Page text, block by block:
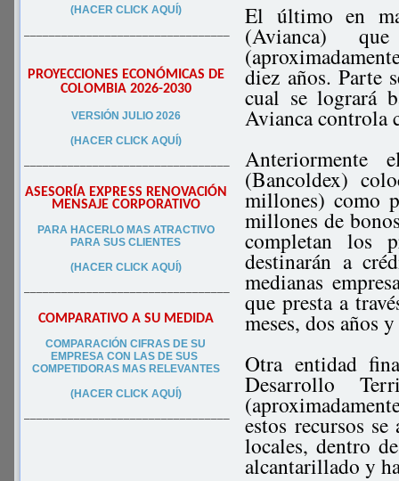
(HACER CLICK AQUÍ)
–––––––––––––––––––––––––––––––––
PROYECCIONES ECONÓMICAS DE
COLOMBIA 2026-2030
VERSIÓN JULIO 2026
(HACER CLICK AQUÍ)
–––––––––––––––––––––––––––––––––
ASESORÍA EXPRESS RENOVACIÓN
MENSAJE CORPORATIVO
PARA HACERLO MAS ATRACTIVO
PARA SUS CLIENTES
(HACER CLICK AQUÍ)
–––––––––––––––––––––––––––––––––
COMPARATIVO A SU MEDIDA
COMPARACIÓN CIFRAS DE SU
EMPRESA CON LAS DE SUS
COMPETIDORAS MAS RELEVANTES
(HACER CLICK AQUÍ)
–––––––––––––––––––––––––––––––––
El último en
(Avianca)
diez años. Parte
cual se logrará
Avianca controla
Anteriormente
(Bancoldex)
millones) como
millones de
completan los
destinarán a
medianas
que presta a
meses, dos años
Otra entidad
Desarrollo
estos recursos
locales, dentro
alcantarillado y